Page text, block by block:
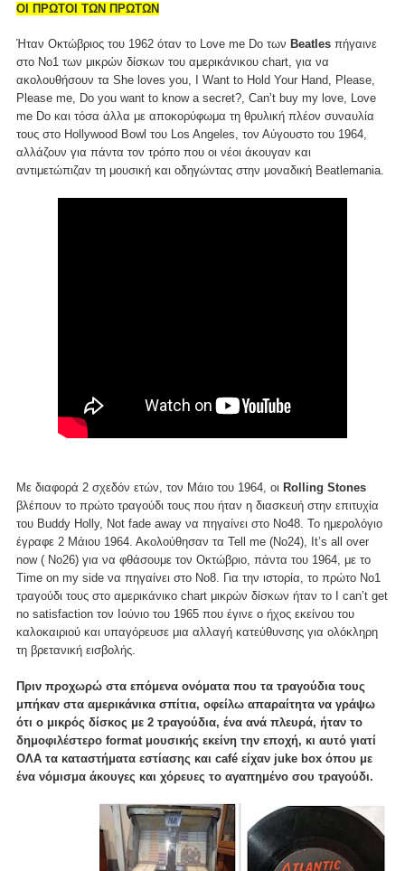
ΟΙ ΠΡΩΤΟΙ ΤΩΝ ΠΡΩΤΩΝ
Ήταν Οκτώβριος του 1962 όταν το Love me Do των Beatles πήγαινε
στο Νο1 των μικρών δίσκων του αμερικάνικου chart, για να
ακολουθήσουν τα She loves you, I Want to Hold Your Hand, Please,
Please me, Do you want to know a secret?, Can’t buy my love, Love
me Do και τόσα άλλα με αποκορύφωμα τη θρυλική πλέον συναυλία
τους στο Hollywood Bowl του Los Angeles, τον Αύγουστο του 1964,
αλλάζουν για πάντα τον τρόπο που οι νέοι άκουγαν και
αντιμετώπιζαν τη μουσική και οδηγώντας στην μοναδική Beatlemania.
Με διαφορά 2 σχεδόν ετών, τον Μάιο του 1964, οι Rolling Stones
βλέπουν το πρώτο τραγούδι τους που ήταν η διασκευή στην επιτυχία
του Buddy Holly, Not fade away να πηγαίνει στο Νο48. Το ημερολόγιο
έγραφε 2 Μάιου 1964. Ακολούθησαν τα Tell me (No24), It’s all over
now ( No26) για να φθάσουμε τον Οκτώβριο, πάντα του 1964, με το
Time on my side να πηγαίνει στο Νο8. Για την ιστορία, το πρώτο Νο1
τραγούδι τους στο αμερικάνικο chart μικρών δίσκων ήταν το I can’t get
no satisfaction τον Ιούνιο του 1965 που έγινε ο ήχος εκείνου του
καλοκαιριού και υπαγόρευσε μια αλλαγή κατεύθυνσης για ολόκληρη
τη βρετανική εισβολής.
Πριν προχωρώ στα επόμενα ονόματα που τα τραγούδια τους
μπήκαν στα αμερικάνικα σπίτια, οφείλω απαραίτητα να γράψω
ότι ο μικρός δίσκος με 2 τραγούδια, ένα ανά πλευρά, ήταν το
δημοφιλέστερο format μουσικής εκείνη την εποχή, κι αυτό γιατί
ΟΛΑ τα καταστήματα εστίασης και café είχαν juke box όπου με
ένα νόμισμα άκουγες και χόρευες το αγαπημένο σου τραγούδι.